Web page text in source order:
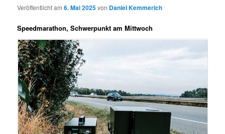
Veröffentlicht am6. Mai 2025von Daniel Kemmerich
Speedmarathon, Schwerpunkt am Mittwoch